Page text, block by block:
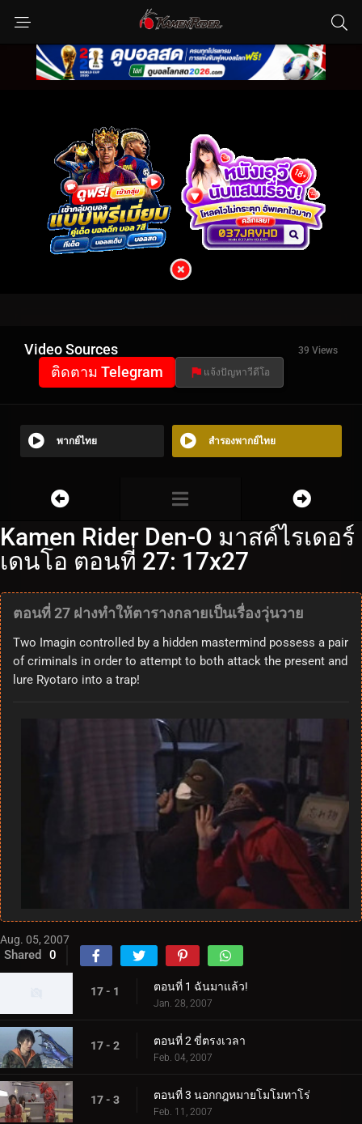
Video Sources 39 Views
ติดตาม Telegram แจ้งปัญหาวีดีโอ
พากย์ไทย สำรองพากย์ไทย
Kamen Rider Den-O มาสค์ไรเดอร์
เดนโอ ตอนที่ 27: 17x27
ตอนที่ 27 ฝางทำให้ตารางกลายเป็นเรื่องวุ่นวาย
Two Imagin controlled by a hidden mastermind possess a pair
of criminals in order to attempt to both attack the present and
lure Ryotaro into a trap!
Aug. 05, 2007
Shared 0
17 - 1 ตอนที่ 1 ฉันมาแล้ว!
Jan. 28, 2007
17 - 2 ตอนที่ 2 ขี่ตรงเวลา
Feb. 04, 2007
17 - 3 ตอนที่ 3 นอกกฎหมายโมโมทาโร่
Feb. 11, 2007